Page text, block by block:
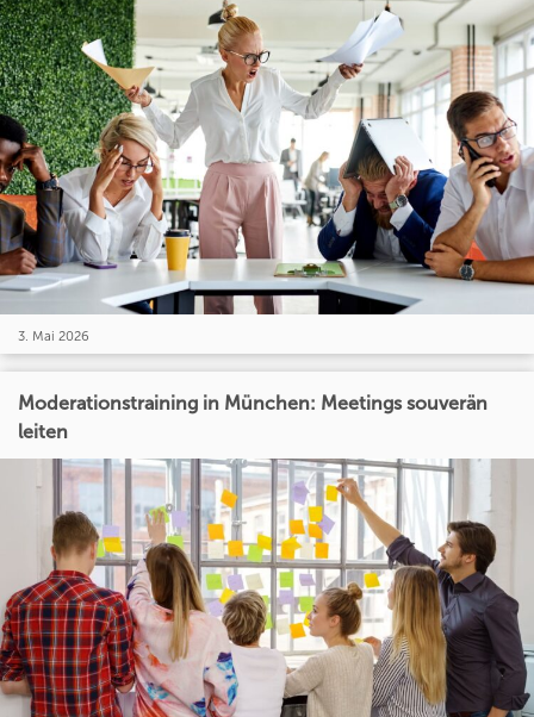
3. Mai 2026
Moderationstraining in München: Meetings souverän
leiten